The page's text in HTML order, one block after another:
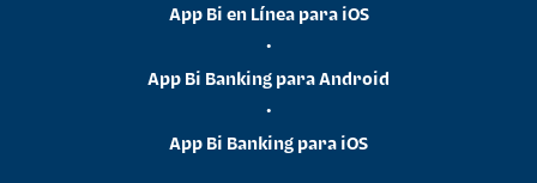
App Bi en Línea para iOS
•
App Bi Banking para Android
•
App Bi Banking para iOS